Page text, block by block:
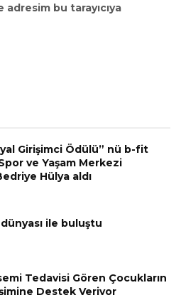
bu tarayıcıya
Girişimci Ödülü” nü b-fit
ve Yaşam Merkezi
Hülya aldı
ile buluştu
Tedavisi Gören Çocukların
Destek Veriyor